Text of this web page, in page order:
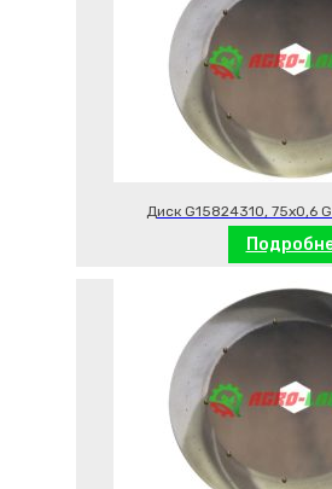
Диск G15824310, 75х0,6